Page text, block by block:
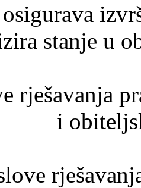
stanje u
rješavanja
i